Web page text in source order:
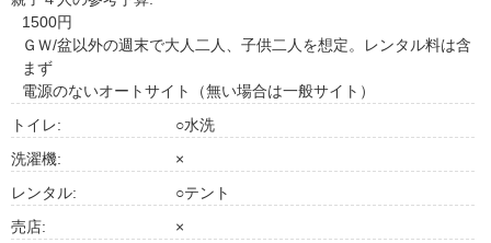
1500円
ＧＷ/盆以外の週末で大人二人、子供二人を想定。レンタル料は含
まず
電源のないオートサイト（無い場合は一般サイト）
トイレ:
○水洗
洗濯機:
×
レンタル:
○テント
売店:
×